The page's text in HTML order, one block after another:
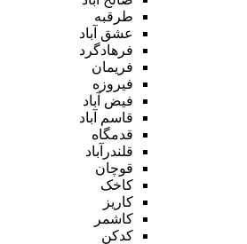
طرقبه
عشق آباد
فرهادگرد
فریمان
فیروزه
فیض آباد
قاسم آباد
قدمگاه
قلندرآباد
قوچان
کاخک
کاریز
کاشمر
کدکن